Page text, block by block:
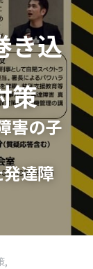
き込
策
害の子
達障
,